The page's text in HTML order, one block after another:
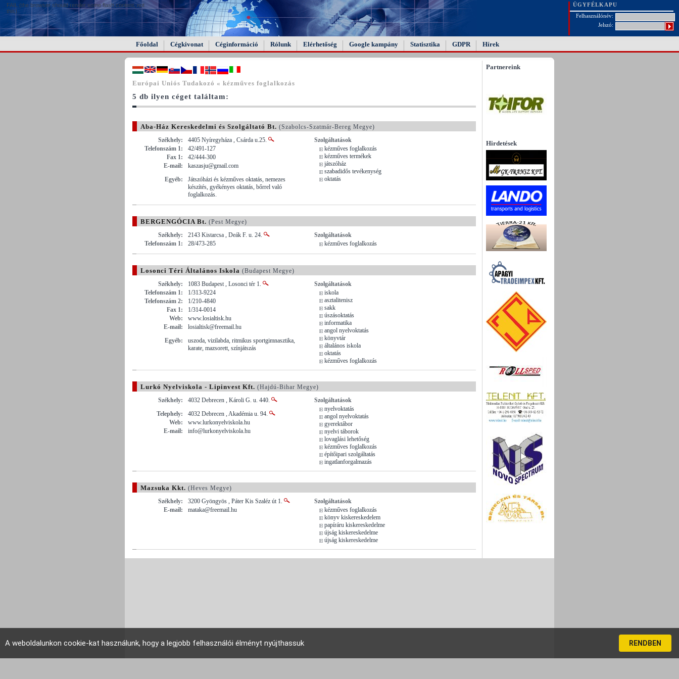
FAIL (the browser should render some flash content, not
this).
ÜGYFÉLKAPU
Felhasználónév:
Jelszó:
Főoldal Cégkivonat Céginformáció Rólunk Elérhetőség Google kampány Statisztika GDPR Hírek
Európai Uniós Tudakozó « kézműves foglalkozás
5 db ilyen céget találtam:
Aba-Ház Kereskedelmi és Szolgáltató Bt. (Szabolcs-Szatmár-Bereg Megye)
Székhely:
4405 Nyíregyháza , Csárda u.25.
Telefonszám 1:
42/491-127
Fax 1:
42/444-300
E-mail:
kaszasju@gmail.com
Egyéb:
Játszóházi és kézműves oktatás, nemezes
készítés, gyékényes oktatás, bőrrel való
foglalkozás.
Szolgáltatások
kézműves foglalkozás
kézműves termékek
játszóház
szabadidős tevékenység
oktatás
BERGENGÓCIA Bt. (Pest Megye)
Székhely:
2143 Kistarcsa , Deák F. u. 24.
Telefonszám 1:
28/473-285
Szolgáltatások
kézműves foglalkozás
Losonci Téri Általános Iskola (Budapest Megye)
Székhely:
1083 Budapest , Losonci tér 1.
Telefonszám 1:
1/313-9224
Telefonszám 2:
1/210-4840
Fax 1:
1/314-0014
Web:
www.losialtisk.hu
E-mail:
losialtisk@freemail.hu
Egyéb:
uszoda, vizilabda, ritmikus sportgimnasztika,
karate, mazsorett, színjátszás
Szolgáltatások
iskola
asztalitenisz
sakk
úszásoktatás
informatika
angol nyelvoktatás
könyvtár
általános iskola
oktatás
kézműves foglalkozás
Lurkó Nyelviskola - Lipinvest Kft. (Hajdú-Bihar Megye)
Székhely:
4032 Debrecen , Károli G. u. 440.
Telephely:
4032 Debrecen , Akadémia u. 94.
Web:
www.lurkonyelviskola.hu
E-mail:
info@lurkonyelviskola.hu
Szolgáltatások
nyelvoktatás
angol nyelvoktatás
gyerektábor
nyelvi táborok
lovaglási lehetőség
kézműves foglalkozás
építőipari szolgáltatás
ingatlanforgalmazás
Mazsuka Kkt. (Heves Megye)
Székhely:
3200 Gyöngyös , Páter Kis Szaléz út 1.
E-mail:
mataka@freemail.hu
Szolgáltatások
kézműves foglalkozás
könyv kiskereskedelem
papíráru kiskereskedelme
újság kiskereskedelme
újság kiskereskedelme
Partnereink
Hirdetések
A weboldalunkon cookie-kat használunk, hogy a legjobb felhasználói élményt nyújthassuk RENDBEN